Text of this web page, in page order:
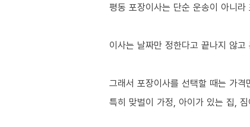
평동 포장이사는 단순 운송이 아니라
이사는 날짜만 정한다고 끝나지 않고
그래서 포장이사를 선택할 때는 가
특히 맞벌이 가정, 아이가 있는 집,